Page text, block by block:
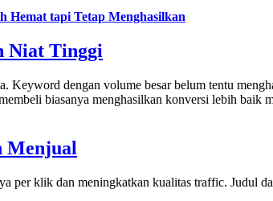
Hemat tapi Tetap Menghasilkan
Niat Tinggi
Keyword dengan volume besar belum tentu
biasanya menghasilkan konversi lebih
Menjual
per klik dan meningkatkan kualitas traffic. Judul